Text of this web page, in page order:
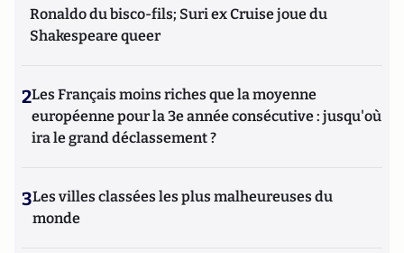
chaque mois pendant dix ans une chronique litt. pour le
mensuel "Service Littéraire". Annick Geille remet
depuis huit ans à Atlantico une chronique vouée à la
Ronaldo du bisco-fils; Suri ex Cruise joue du
Shakespeare queer
2Les Français moins riches que la moyenne
européenne pour la 3e année consécutive : jusqu'où
ira le grand déclassement ?
3Les villes classées les plus malheureuses du
monde